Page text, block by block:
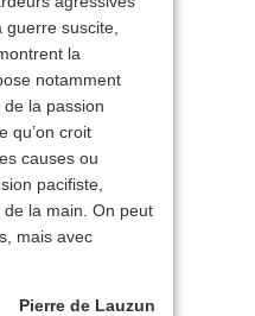
suscite,
la
notamment
de la passion
qu’on croit
causes ou
pacifiste,
la main. On peut
mais avec
Pierre de Lauzun